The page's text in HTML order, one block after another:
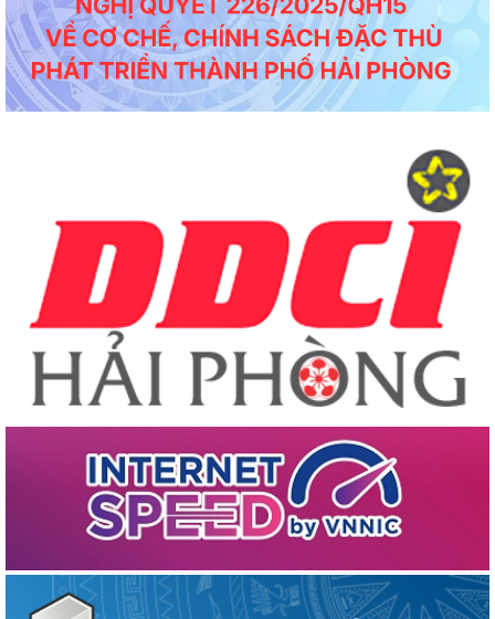
đảm bảo an toàn, phòng...
Công văn số 3817/STC-ĐKKD&QLDN ngày 04/5/2026 của Sở Tài chính về việc
tuyên truyền, phổ biến kêu...
Công văn số 1524/SKHCN-HTS&CNg ngày 22/4/2026 Quyết định ban hành Quy
chế phối hợp trong hoạt động...
Công văn số 65-CV/BTGDVĐU ngày 27/3/2026 của Ban tuyên giáo và Dân vận
về việc tuyên truyền kỷ niệm...
Thông báo số 139/TB-BKHCN ngày 10/4/2026 của Bộ Khoa học và Công nghệ
về việc tiệp nhận hồ sơ đề...
Công văn số 1379/SKHCN-HTS&CNg ngày 14/4/2026 về việc xin ý kiến về hồ sơ
dự thảo Quyết định ban...
Dự thảo Quyết định ban hành Quy định tổ chức Hội thi sáng tạo kỹ thuật, Cuộc
thi sáng tạo thanh...
Công văn số 1306/SKHCN-VP ngày 09/4/2026 về việc tham gia lấy ý kiến về hồ
sơ dự thảo Quyết định...
Thông báo số 379/TB-SKHCN ngày 01/4/2026 về việc mời chào giá thực hiện
nhiệm vụ: Lập kế hoạch ứng...
Công văn số 3378/VP-NC ngày 31/3/2026 của Văn phòng Ủy ban nhân dân
thành phố về việc hưởng ứng...
hồ sơ dự thảo Quyết định...
Thông báo số 345/TB-SKHCN ngày 26/3/2026 Tuyển chọn dự án khởi nghiệp